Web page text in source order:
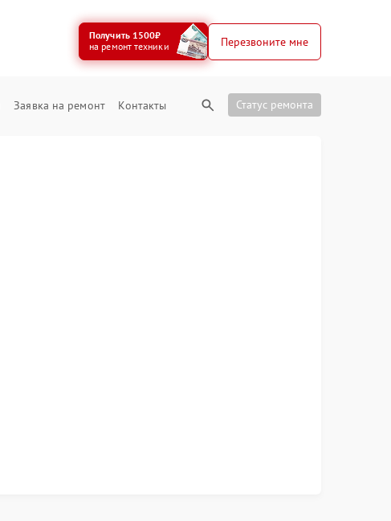
Получить 1500₽
на ремонт техники
Перезвоните мне
Заявка на ремонт Контакты Статус ремонта